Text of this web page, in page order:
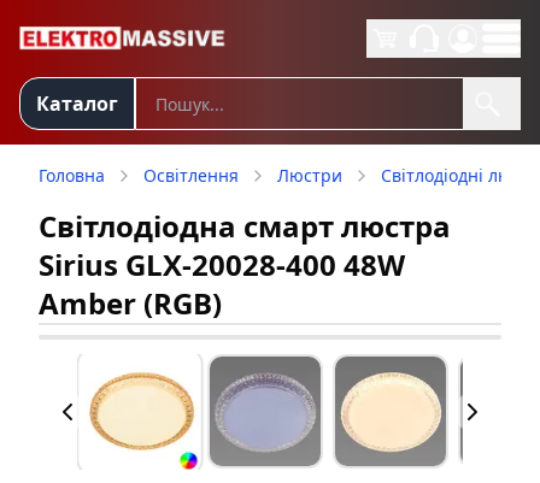
Каталог
Головна Освітлення Люстри Світлодіодні
Світлодіодна смарт люстра
Sirius GLX-20028-400 48W
Amber (RGB)